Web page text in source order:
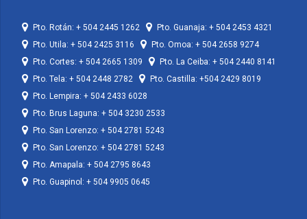
Pto. Rotán: + 504 2445 1262
Pto. Guanaja: + 504 2453 4321
Pto. Utila: + 504 2425 3116
Pto. Omoa: + 504 2658 9274
Pto. Cortes: + 504 2665 1309
Pto. La Ceiba: + 504 2440 8141
Pto. Tela: + 504 2448 2782
Pto. Castilla: +504 2429 8019
Pto. Lempira: + 504 2433 6028
Pto. Brus Laguna: + 504 3230 2533
Pto. San Lorenzo: + 504 2781 5243
Pto. San Lorenzo: + 504 2781 5243
Pto. Amapala: + 504 2795 8643
Pto. Guapinol: + 504 9905 0645